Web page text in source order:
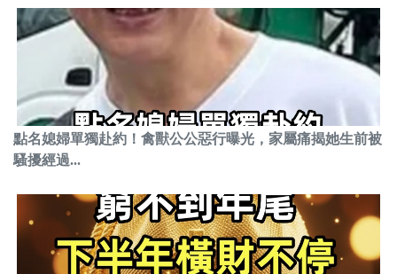
點名媳婦單獨赴約！禽獸公公惡行曝光，家屬痛揭她生前被
騷擾經過...